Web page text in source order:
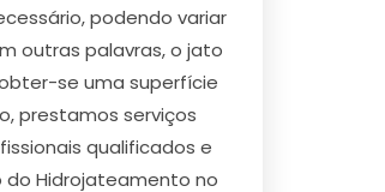
podendo variar
outras palavras, o jato
se uma superfície
prestamos serviços
qualificados e
do Hidrojateamento no